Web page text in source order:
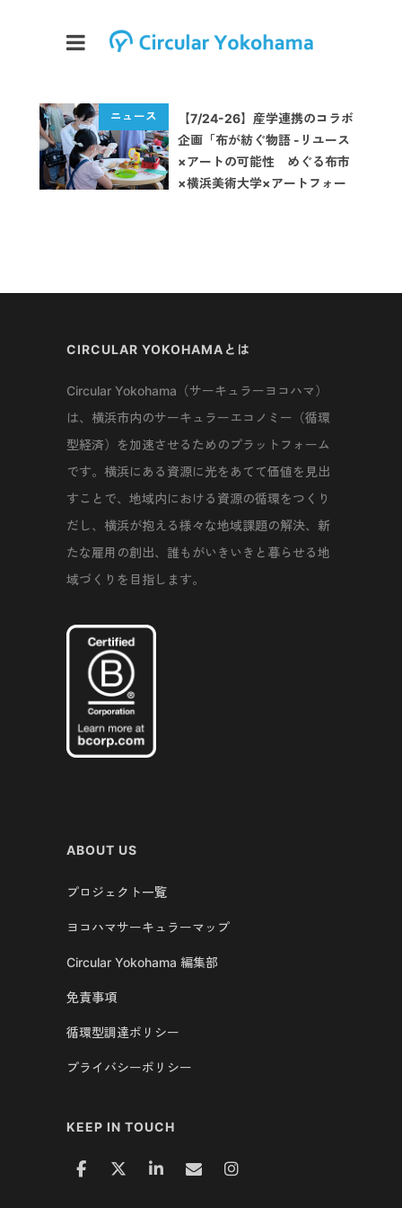
【7/24-26】産学連携のコラボ
企画「布が紡ぐ物語 -リユース
×アートの可能性 めぐる布市
×横浜美術大学×アートフォー
CIRCULAR YOKOHAMAとは
Circular Yokohama（サーキュラーヨコハマ）
は、横浜市内のサーキュラーエコノミー（循環
型経済）を加速させるためのプラットフォーム
です。横浜にある資源に光をあてて価値を見出
すことで、地域内における資源の循環をつくり
だし、横浜が抱える様々な地域課題の解決、新
たな雇用の創出、誰もがいきいきと暮らせる地
域づくりを目指します。
ABOUT US
プロジェクト一覧
ヨコハマサーキュラーマップ
Circular Yokohama 編集部
免責事項
循環型調達ポリシー
プライバシーポリシー
KEEP IN TOUCH